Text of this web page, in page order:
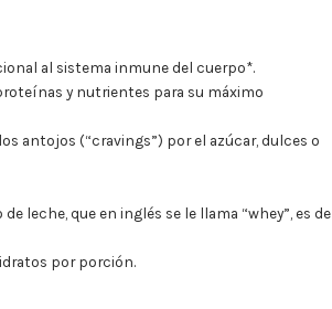
al sistema inmune del cuerpo*.
y nutrientes para su máximo
antojos (“cravings”) porel azúcar,dulces o
leche, que en inglés se le llama “whey”, es de
por porción.